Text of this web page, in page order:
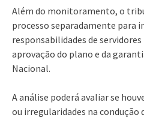
Além do monitoramento, o
processo separadamente para
responsabilidades de
aprovação do plano e da
Nacional.
A análise poderá avaliar se
ou irregularidades na condução